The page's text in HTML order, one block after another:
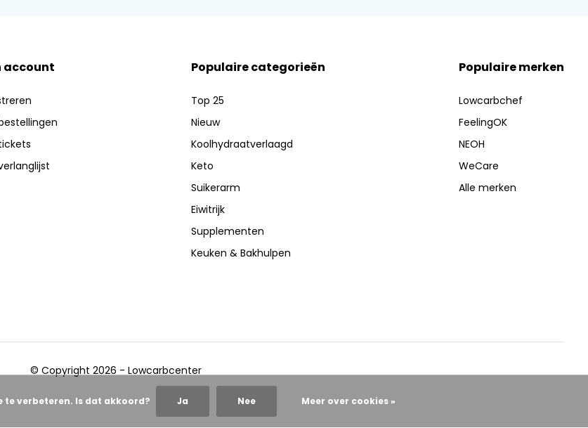
account Populaire categorieën
Top 25
Nieuw
Koolhydraatverlaagd
Keto
Suikerarm
Eiwitrijk
Supplementen
Keuken & Bakhulpen
Populaire merken
Lowcarbchef
FeelingOK
NEOH
WeCare
Alle merken
© Copyright 2026 - Lowcarbcenter
te verbeteren. Is dat akkoord? Ja Nee Meer over cookies »